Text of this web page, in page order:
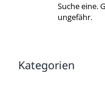
Suche eine.
ungefähr.
Kategorien